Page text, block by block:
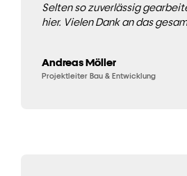
Selten so zuverlässig
hier. Vielen Dank an das
Andreas Möller
Projektleiter Bau & Entwicklung